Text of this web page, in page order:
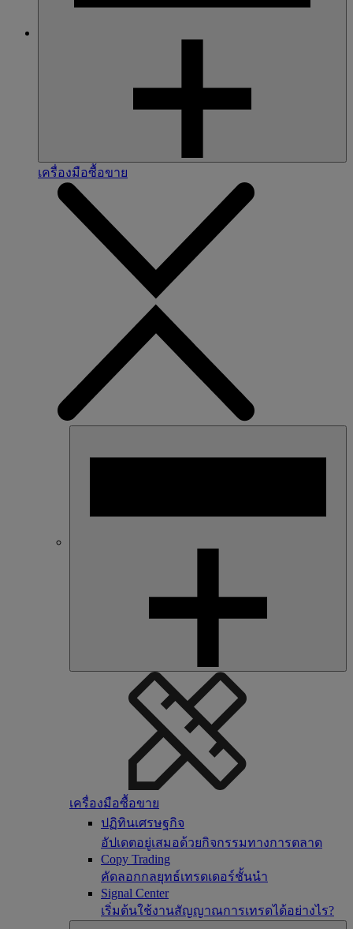
เครื่องมือซื้อขาย
เครื่องมือซื้อขาย
ปฏิทินเศรษฐกิจ
อัปเดตอยู่เสมอด้วยกิจกรรมทางการตลาด
Copy Trading
คัดลอกกลยุทธ์เทรดเดอร์ชั้นนำ
Signal Center
เริ่มต้นใช้งานสัญญาณการเทรดได้อย่างไร?